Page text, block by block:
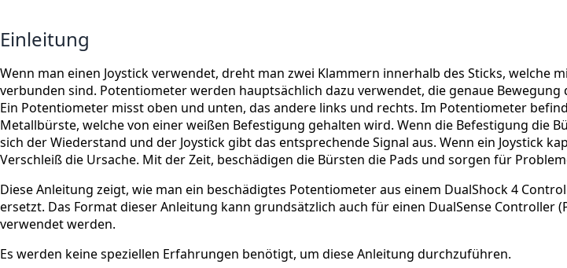
Einleitung
Wenn man einen Joystick verwendet, dreht man zwei Klammern innerhalb des Sticks, welche
verbunden sind. Potentiometer werden hauptsächlich dazu verwendet, die genaue Bewegung
Ein Potentiometer misst oben und unten, das andere links und rechts. Im Potentiometer
Metallbürste, welche von einer weißen Befestigung gehalten wird. Wenn die Befestigung die
sich der Wiederstand und der Joystick gibt das entsprechende Signal aus. Wenn ein Joystick
Verschleiß die Ursache. Mit der Zeit, beschädigen die Bürsten die Pads und sorgen für
Diese Anleitung zeigt, wie man ein beschädigtes Potentiometer aus einem DualShock 4
ersetzt. Das Format dieser Anleitung kann grundsätzlich auch für einen DualSense Controller
verwendet werden.
Es werden keine speziellen Erfahrungen benötigt, um diese Anleitung durchzuführen.